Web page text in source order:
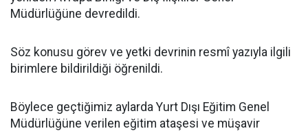
Müdürlüğüne devredildi.
Söz konusu görev ve yetki devrinin resmî yazıyla ilgili
birimlere bildirildiği öğrenildi.
Böylece geçtiğimiz aylarda Yurt Dışı Eğitim Genel
Müdürlüğüne verilen eğitim ataşesi ve müşavir